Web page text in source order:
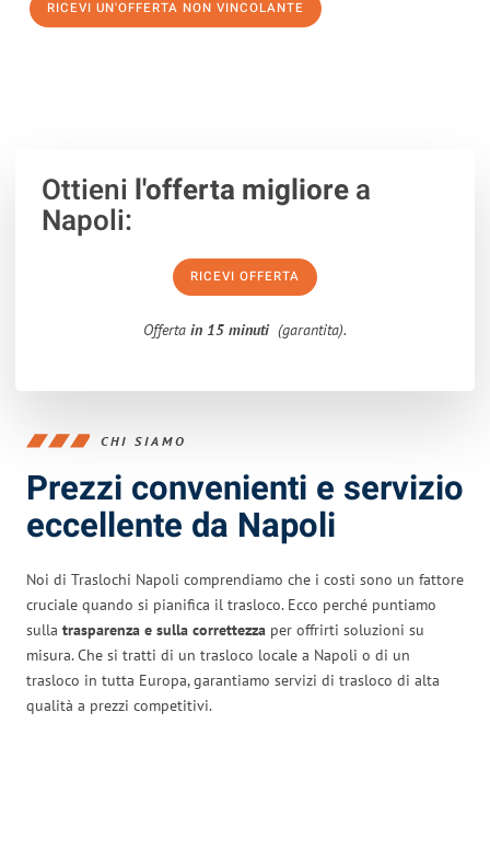
RICEVI UN'OFFERTA NON VINCOLANTE
Ottieni l'offerta migliorea
Napoli:
RICEVI OFFERTA
Offerta in 15 minuti (garantita).
CHI SIAMO
Prezzi convenienti e servizio
eccellente da Napoli
Noi di Traslochi Napoli comprendiamo che i costi sono un fattore
cruciale quando si pianifica il trasloco. Ecco perché puntiamo
sulla trasparenza e sulla correttezza per offrirti soluzioni su
misura. Che si tratti di un trasloco locale a Napoli o di un
trasloco in tutta Europa, garantiamo servizi di trasloco di alta
qualità a prezzi competitivi.